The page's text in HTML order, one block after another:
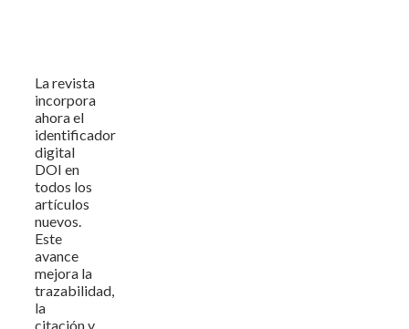
La revista
incorpora
ahora el
identificador
digital
DOI en
todos los
artículos
nuevos.
Este
avance
mejora la
trazabilidad,
la
citación y